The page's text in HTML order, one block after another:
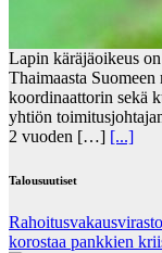
Lapin käräjäoikeus
Thaimaasta
koordinaattorin sekä
yhtiön
2 vuoden […] [...]
Talousuutiset
korostaa pankkien